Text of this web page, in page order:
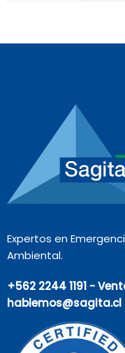
Expertos en
Ambiental.
+562 2244 1191 -
hablemos@sagita.cl